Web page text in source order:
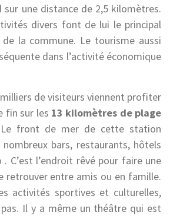
sur une distance de 2,5 kilomètres.
divers font de lui le principal
la commune. Le tourisme aussi
dans l’activité économique
milliers de visiteurs viennent profiter
fin sur les 13 kilomètres de plage
front de mer de cette station
bars, restaurants, hôtels
C’est l’endroit rêvé pour faire une
retrouver entre amis ou en famille.
activités sportives et culturelles,
Il y a même un théâtre qui est